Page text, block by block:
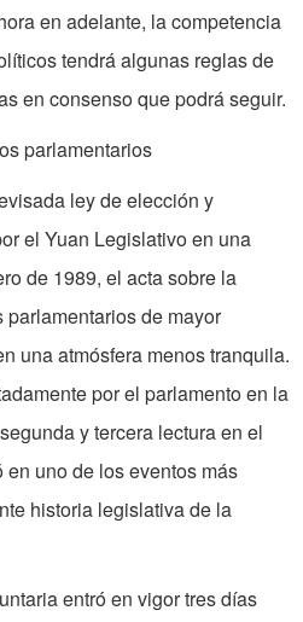
en adelante, la competencia
tendrá algunas reglas de
en consenso que podrá seguir.
parlamentarios
ley de elección y
el Yuan Legislativo en una
de 1989, el acta sobre la
de mayor
una atmósfera menos tranquila.
por el parlamento en la
y tercera lectura en el
en uno de los eventos más
historia legislativa de la
entró en vigor tres días